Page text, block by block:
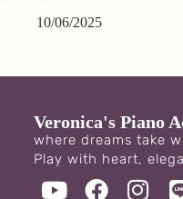
10/06/2025
Veronica's Piano
where dreams take
Play with heart,